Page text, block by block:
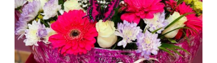
AÑADIR AL CARRITO
/
DETALLES